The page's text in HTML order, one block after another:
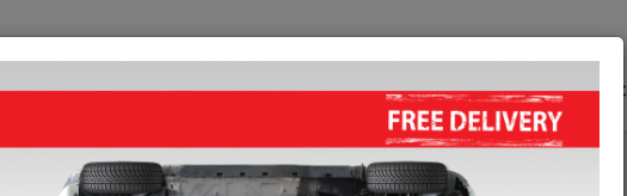
KRYT POD MOTOR HOME DOPRAVA FEEDBACK PRODEJCI